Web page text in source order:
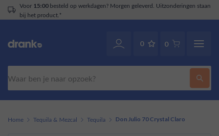
Voor 15:00besteld op werkdagen? Morgen geleverd. Uitzonderingen staan
bij het product.*
0 0
Home Tequila & Mezcal Tequila Don Julio 70 Crystal Claro